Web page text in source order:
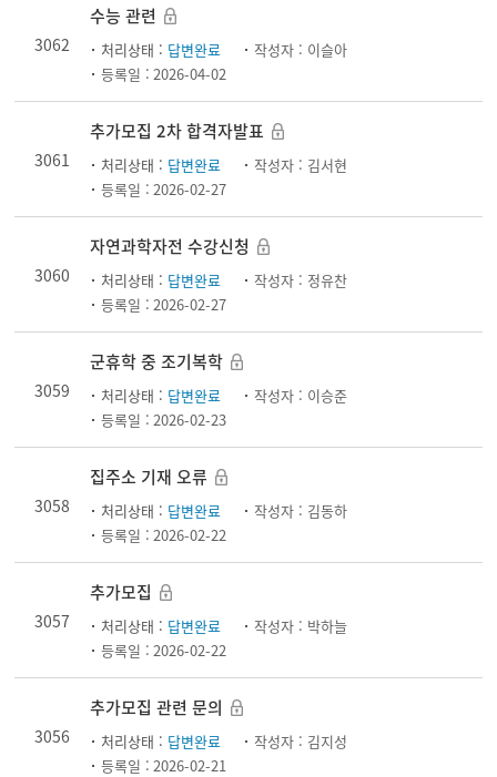
3062
수능 관련
처리상태 : 답변완료 작성자 : 이슬아
등록일 : 2026-04-02
3061
추가모집 2차 합격자발표
처리상태 : 답변완료 작성자 : 김서현
등록일 : 2026-02-27
3060
자연과학자전 수강신청
처리상태 : 답변완료 작성자 : 정유찬
등록일 : 2026-02-27
3059
군휴학 중 조기복학
처리상태 : 답변완료 작성자 : 이승준
등록일 : 2026-02-23
3058
집주소 기재 오류
처리상태 : 답변완료 작성자 : 김동하
등록일 : 2026-02-22
3057
추가모집
처리상태 : 답변완료 작성자 : 박하늘
등록일 : 2026-02-22
3056
추가모집 관련 문의
처리상태 : 답변완료 작성자 : 김지성
등록일 : 2026-02-21